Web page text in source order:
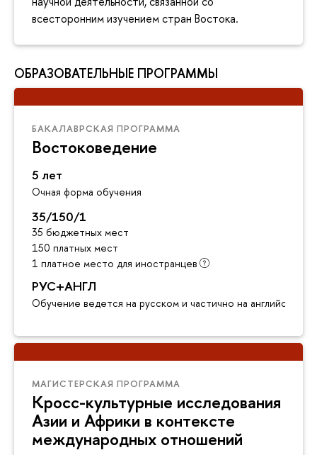
всесторонним изучением стран Востока.
ОБРАЗОВАТЕЛЬНЫЕ ПРОГРАММЫ
БАКАЛАВРСКАЯ ПРОГРАММА
Востоковедение
5 лет
Очная форма обучения
35/150/1
35 бюджетных мест
150 платных мест
1 платное место для иностранцев
РУС+АНГЛ
Обучение ведется на русском и частично на английском
МАГИСТЕРСКАЯ ПРОГРАММА
Кросс-культурные исследования
Азии и Африки в контексте
международных отношений